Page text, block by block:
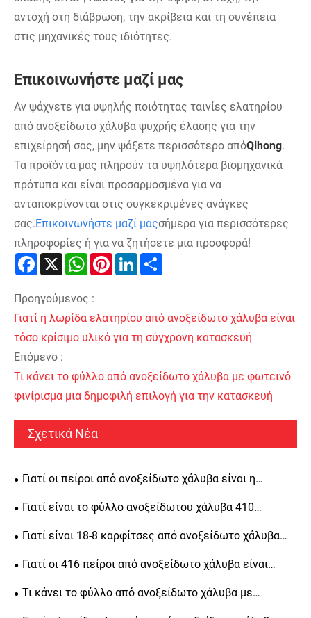
αντοχή στη διάβρωση, την ακρίβεια και τη συνέπεια
στις μηχανικές τους ιδιότητες.
Επικοινωνήστε μαζί μας
Αν ψάχνετε για υψηλής ποιότητας ταινίες ελατηρίου
από ανοξείδωτο χάλυβα ψυχρής έλασης για την
επιχείρησή σας, μην ψάξετε περισσότερο απόQihong.
Τα προϊόντα μας πληρούν τα υψηλότερα βιομηχανικά
πρότυπα και είναι προσαρμοσμένα για να
ανταποκρίνονται στις συγκεκριμένες ανάγκες
σας.Επικοινωνήστε μαζί μαςσήμερα για περισσότερες
πληροφορίες ή για να ζητήσετε μια προσφορά!
Facebook
X WhatsAppPinterestLinkedIn
Προηγούμενος :
Γιατί η λωρίδα ελατηρίου από ανοξείδωτο χάλυβα είναι
τόσο κρίσιμο υλικό για τη σύγχρονη κατασκευή
Επόμενο :
Τι κάνει το φύλλο από ανοξείδωτο χάλυβα με φωτεινό
φινίρισμα μια δημοφιλή επιλογή για την κατασκευή
Σχετικά Νέα
Γιατί οι πείροι από ανοξείδωτο χάλυβα είναι η
καλύτερη επιλογή για ευθυγράμμιση ακριβείας, δομική
Γιατί είναι το φύλλο ανοξείδωτου χάλυβα 410
κορυφαία επιλογή για βιομηχανικές εφαρμογές
Γιατί είναι 18-8 καρφίτσες από ανοξείδωτο χάλυβα
απαραίτητες για μηχανική ακριβείας
Γιατί οι 416 πείροι από ανοξείδωτο χάλυβα είναι
απαραίτητοι για μηχανική ακριβείας
Τι κάνει το φύλλο από ανοξείδωτο χάλυβα με
φωτεινό φινίρισμα μια δημοφιλή επιλογή για την